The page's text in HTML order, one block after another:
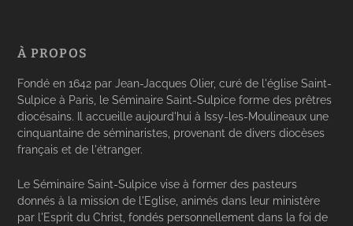
À PROPOS
Fondé en 1642 par Jean-Jacques Olier, curé de l'église Saint-
Sulpice à Paris, le Séminaire Saint-Sulpice forme des prêtres
diocésains. Il accueille aujourd'hui à Issy-les-Moulineaux une
cinquantaine de séminaristes, provenant de divers diocèses
français et de l'étranger.
Le Séminaire Saint-Sulpice vise à former des pasteurs
donnés à la mission de l'Eglise, animés dans leur ministère
par l'Esprit du Christ, fondés personnellement dans la foi de